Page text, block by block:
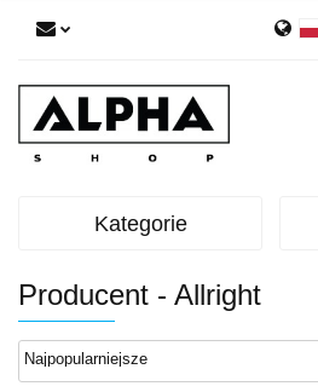
Kategorie
Producent - Allright